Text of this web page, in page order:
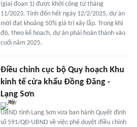
(giai đoạn 1) được khởi công từ tháng
11/2023. Tính đến hết ngày 12/2/2025, dự án
mới đạt khoảng 50% giá trị xây lắp. Trong khi
đó, theo kế hoạch, dự án phải hoàn thành vào
cuối năm 2025.
Điều chỉnh cục bộ Quy hoạch Khu
kinh tế cửa khẩu Đồng Đăng -
Lạng Sơn
UBND tỉnh Lạng Sơn vừa ban hành Quyết định
số 591/QĐ-UBND về việc phê duyệt điều chỉnh